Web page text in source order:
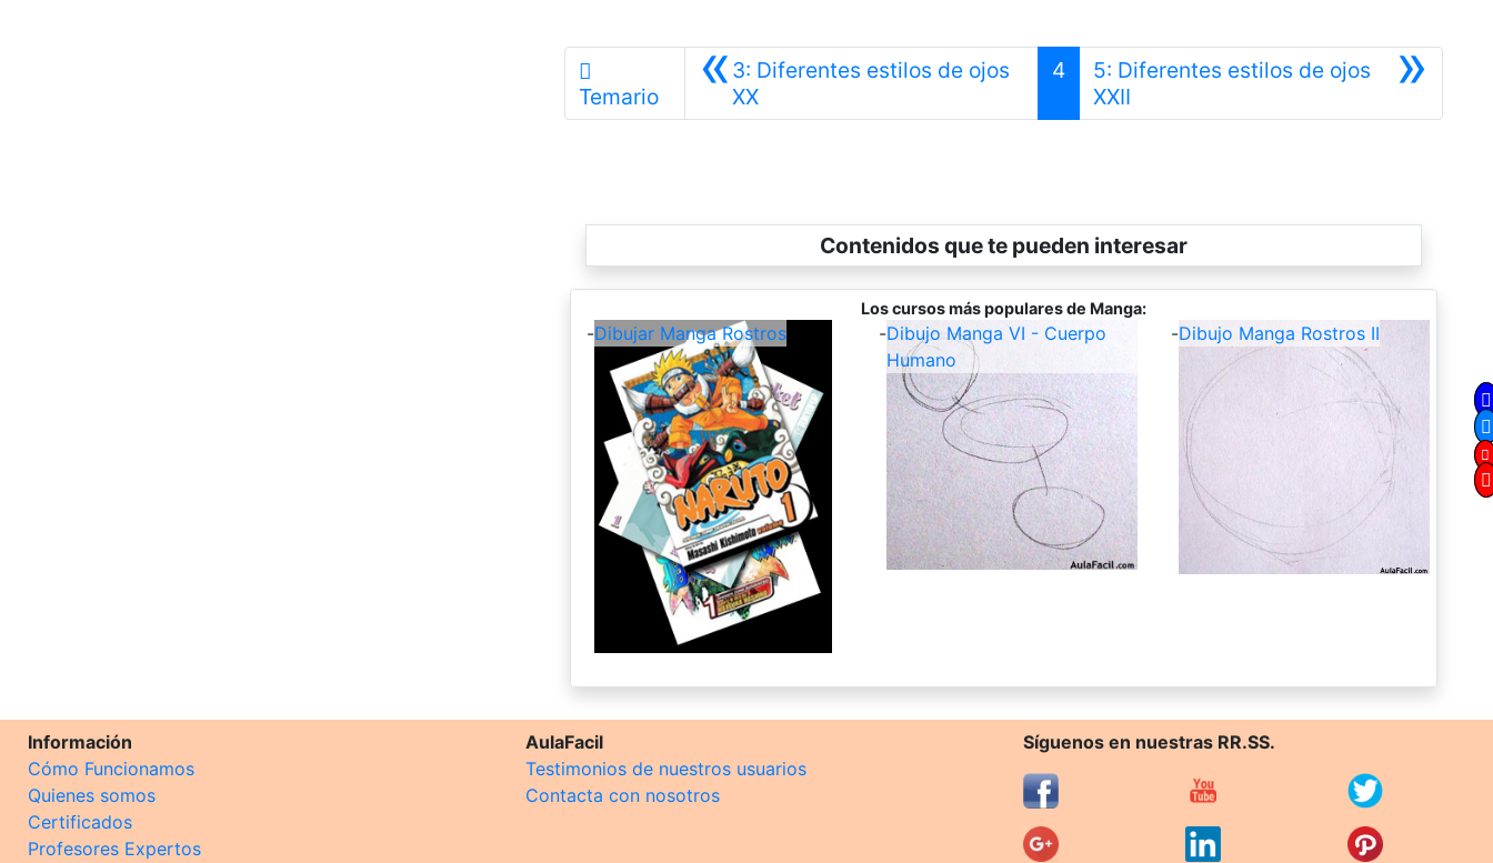
Temario «3: Diferentes estilos de ojos
XXAnterior
4 »
5: Diferentes estilos de ojos
XXIISiguiente
Contenidos que te pueden interesar
Los cursos más populares de Manga:
-Dibujar Manga Rostros -Dibujo Manga VI - Cuerpo
Humano
-Dibujo Manga Rostros II
Información
Cómo Funcionamos
Quienes somos
Certificados
Profesores Expertos
AulaFacil
Testimonios de nuestros usuarios
Contacta con nosotros
Síguenos en nuestras RR.SS.